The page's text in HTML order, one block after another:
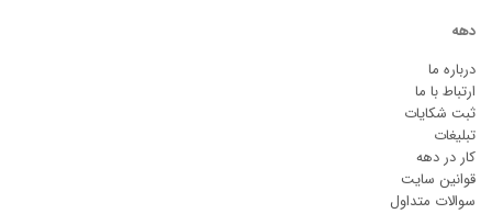
دهه
درباره ما
ارتباط با ما
ثبت شکایات
تبلیغات
کار در دهه
قوانین سایت
سوالات متداول